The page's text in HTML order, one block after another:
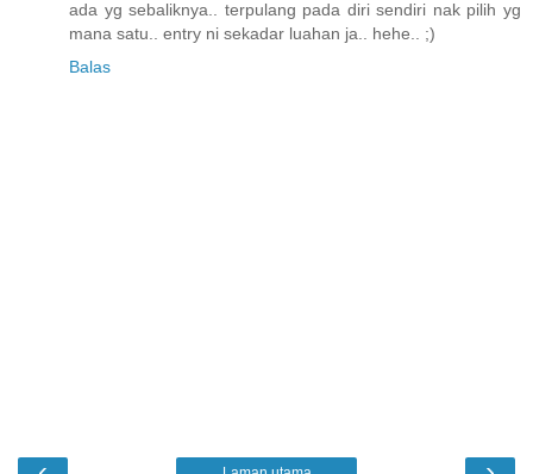
ada yg sebaliknya.. terpulang pada diri sendiri nak pilih yg
mana satu.. entry ni sekadar luahan ja.. hehe.. ;)
Balas